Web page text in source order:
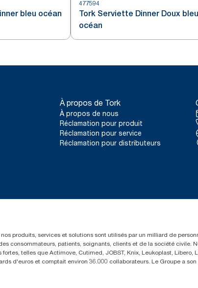
bleu océan
477594
Tork Serviette Dinner Doux bleu
océan
À propos de Tork
À propos de nous
Réclamation pour produit
Réclamation pour service
Réclamation pour distributeurs
produits, services et solutions sont utilisés par un milliard de
consommateurs, patients, soignants, clients et de la société civile.
telles que Actimove, Cutimed, JOBST, Knix, Leukoplast, Libero,
d'euros et comptait environ 36.000 collaborateurs. Le Groupe a